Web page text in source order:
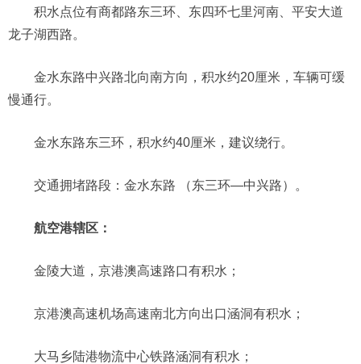
积水点位有商都路东三环、东四环七里河南、平安大道
龙子湖西路。
金水东路中兴路北向南方向，积水约20厘米，车辆可缓
慢通行。
金水东路东三环，积水约40厘米，建议绕行。
交通拥堵路段：金水东路 （东三环—中兴路）。
航空港辖区：
金陵大道，京港澳高速路口有积水；
京港澳高速机场高速南北方向出口涵洞有积水；
大马乡陆港物流中心铁路涵洞有积水；